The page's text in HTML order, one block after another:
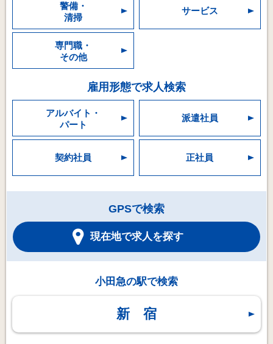
警備・
清掃
サービス
専門職・
その他
雇用形態で求人検索
アルバイト・
パート
派遣社員
契約社員 正社員
GPSで検索
現在地で求人を探す
小田急の駅で検索
新宿